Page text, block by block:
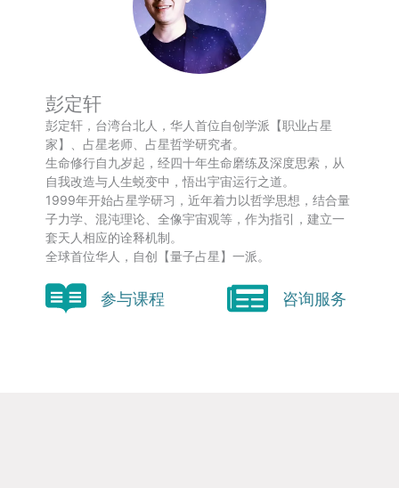
彭定轩
彭定轩，台湾台北人，华人首位自创学派【职业占星
家】、占星老师、占星哲学研究者。
生命修行自九岁起，经四十年生命磨练及深度思索，从
自我改造与人生蜕变中，悟出宇宙运行之道。
1999年开始占星学研习，近年着力以哲学思想，结合量
子力学、混沌理论、全像宇宙观等，作为指引，建立一
套天人相应的诠释机制。
全球首位华人，自创【量子占星】一派。
参与课程 咨询服务